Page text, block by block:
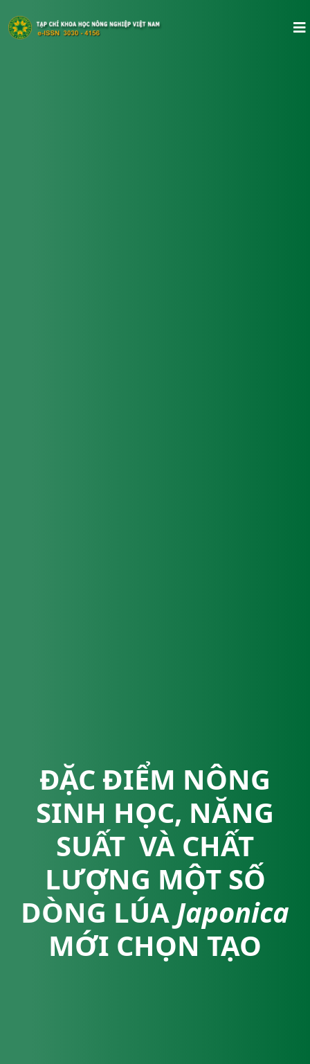
ĐẶC ĐIỂM NÔNG
SINH HỌC, NĂNG
SUẤT VÀ CHẤT
LƯỢNG MỘT SỐ
DÒNG LÚA Japonica
MỚI CHỌN TẠO